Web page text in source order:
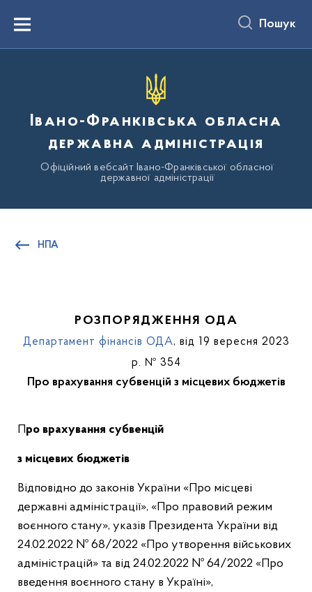
вмістуMenu Пошук
Івано-Франківська обласна
державна адміністрація
Офіційний вебсайт Івано-Франківської обласної
державної адміністрації
НПА
РОЗПОРЯДЖЕННЯ ОДА
Департамент фінансів ОДА, від 19 вересня 2023
р. № 354
Про врахування субвенцій з місцевих бюджетів
Про врахування субвенцій
з місцевих бюджетів
Відповідно до законів України «Про місцеві
державні адміністрації», «Про правовий режим
воєнного стану», указів Президента України від
24.02.2022 № 68/2022 «Про утворення військових
адміністрацій» та від 24.02.2022 № 64/2022 «Про
введення воєнного стану в Україні»,